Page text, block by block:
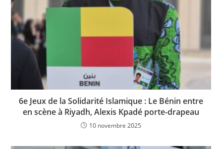
6e Jeux de la Solidarité Islamique : Le Bénin entre
en scène à Riyadh, Alexis Kpadé porte-drapeau
10 novembre 2025